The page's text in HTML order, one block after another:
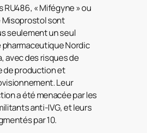
RU486, « Mifégyne » ou
Misoprostol sont
seulement un seul
pharmaceutique Nordic
avec des risques de
de production et
Leur
a été menacée par les
anti-IVG, et leurs
par 10.